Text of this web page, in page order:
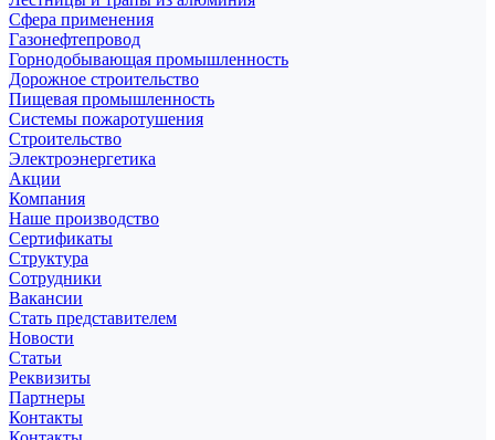
Сфера применения
Газонефтепровод
Горнодобывающая промышленность
Дорожное строительство
Пищевая промышленность
Системы пожаротушения
Строительство
Электроэнергетика
Акции
Компания
Наше производство
Сертификаты
Структура
Сотрудники
Вакансии
Стать представителем
Новости
Статьи
Реквизиты
Партнеры
Контакты